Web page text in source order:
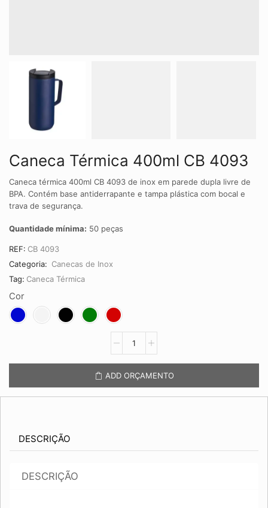
Caneca Térmica 400ml CB 4093
Caneca térmica 400ml CB 4093 de inox em parede dupla livre de
BPA. Contém base antiderrapante e tampa plástica com bocal e
trava de segurança.
Quantidade mínima: 50 peças
REF: CB 4093
Categoria: Canecas de Inox
Tag: Caneca Térmica
Cor
Térmica
4093
ADD ORÇAMENTO
DESCRIÇÃO
DESCRIÇÃO